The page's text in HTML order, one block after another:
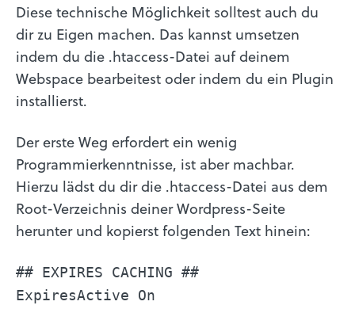
Diese technische Möglichkeit solltest auch du
dir zu Eigen machen. Das kannst umsetzen
indem du die .htaccess-Datei auf deinem
Webspace bearbeitest oder indem du ein Plugin
installierst.
Der erste Weg erfordert ein wenig
Programmierkenntnisse, ist aber machbar.
Hierzu lädst du dir die .htaccess-Datei aus dem
Root-Verzeichnis deiner Wordpress-Seite
herunter und kopierst folgenden Text hinein:
## EXPIRES CACHING ##
ExpiresActive On